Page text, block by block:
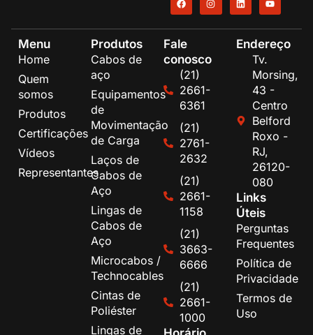
Menu
Home
Quem
somos
Produtos
Certificações
Vídeos
Representantes
Produtos
Cabos de
aço
Equipamentos
de
Movimentação
de Carga
Laços de
Cabos de
Aço
Lingas de
Cabos de
Aço
Microcabos /
Technocables
Cintas de
Poliéster
Lingas de
Fale
conosco
(21)
2661-
6361
(21)
2761-
2632
(21)
2661-
1158
(21)
3663-
6666
(21)
2661-
1000
Endereço
Tv.
Morsing,
43 -
Centro
Belford
Roxo -
RJ,
26120-
080
Links
Úteis
Perguntas
Frequentes
Política de
Privacidade
Termos de
Uso